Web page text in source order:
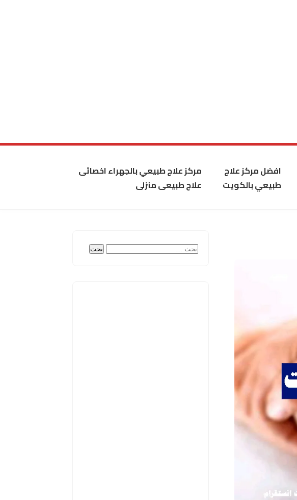
افضل مركز علاج
طبيعي بالكويت
مركز علاج طبيعي بالجهراء اخصائى
علاج طبيعى منزلى
البحث